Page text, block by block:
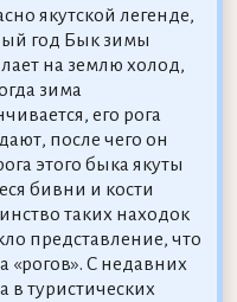
якутской легенде,
год Бык зимы
на землю холод,
зима
его рога
после чего он
этого быка якуты
бивни и кости
таких находок
представление, что
«рогов». С недавних
в туристических